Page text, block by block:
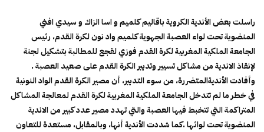
راسلت بعض الأندية الكروية باقاليم كلميم و اسا الزاك و سيدي افني
المنضوية تحت لواء العصبة الجهوية كلميم واد نون لكرة القدم، رئيس
الجامعة الملكية المغربية لكرة القدم فوزي لقجع للمطالبة بتشكيل لجنة
لإنقاذ الاندية من مشاكل تسيير وتدبير الكرة القدم على صعيد العصبة .
وأفادت الأنديةالمتضررة، من سوء التدبير، أن مصير الكرة القدم الواد النونية
في خطر ما لم تتدخل الجامعة الملكية المغربية لكرة القدم لمعالجة المشاكل
المتراكمة التي تتخبط فيها العصبة والتي تهدد مصير عدد كبير من الاندية
المنضوية تحت لوائها .كما شددت الأندية أنها، وبالمقابل، مستعدة للتعاون